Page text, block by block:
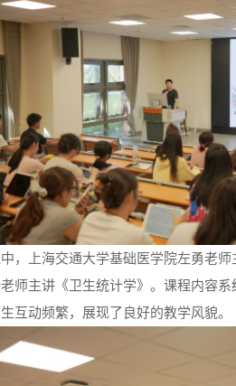
，上海交通大学基础医学院左勇老
师主讲《卫生统计学》。课程内容
互动频繁，展现了良好的教学风貌。